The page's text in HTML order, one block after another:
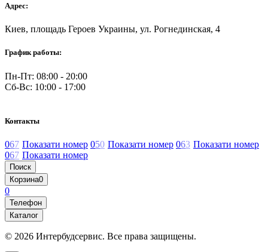
Адрес:
Киев, площадь Героев Украины, ул. Рогнединская, 4
График работы:
Пн-Пт: 08:00 - 20:00
Сб-Вс: 10:00 - 17:00
Контакты
067 Показати номер 050 Показати номер 063 Показати номер
067 Показати номер
Поиск
Корзина0
0
Телефон
Каталог
© 2026 Интербудсервис. Все права защищены.